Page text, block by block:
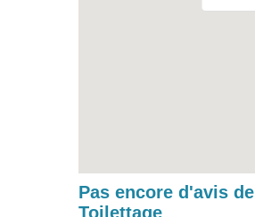
Pas encore d'avis
Toilettage